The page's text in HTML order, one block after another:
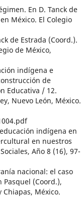
En D. Tanck de
México. El Colegio
de Estrada (Coord.).
de México,
indígena e
de
Educativa / 12.
Nuevo León, México.
indígena en
en nuestros
Año 8 (16), 97-
nacional: el caso
Pasquel (Coord.),
México.